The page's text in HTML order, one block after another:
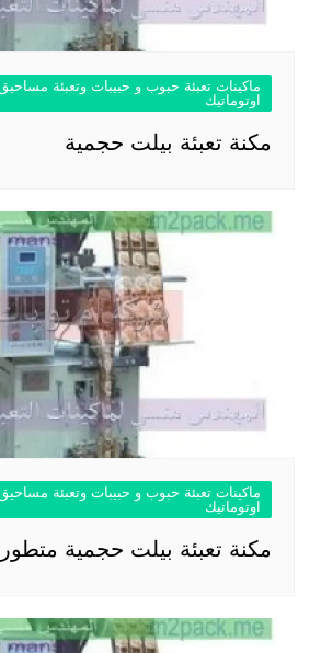
ماكينات تعبئة حبوب و حبيبات وتعبئة
اوتوماتيك
مكنة تعبئة بيلت حجمية
ماكينات تعبئة حبوب و حبيبات وتعبئة
اوتوماتيك
مكنة تعبئة بيلت حجمية